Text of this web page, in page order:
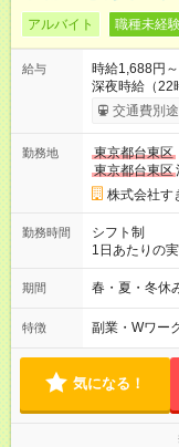
アルバイト 職種未経
給与
時給1,688円～
深夜時給（22時～翌5時
試用期間の長
試用期間の
同時給）
交通費別
勤務地
東京都台東区
東京都台東区
株式会社す
勤務時間
シフト制
1日あたりの
週2日～・1
のみ勤務可能で
す。 必ず、2
す。
期間 春・夏・冬休
特徴 副業・Wワー
気になる！